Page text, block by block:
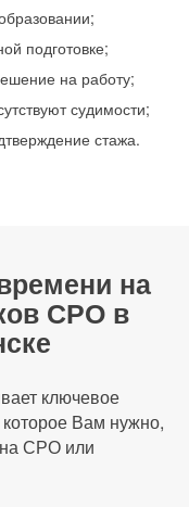
подготовке;
на работу;
судимости;
стажа.
на
СРО в
ключевое
Вам нужно,
СРО или